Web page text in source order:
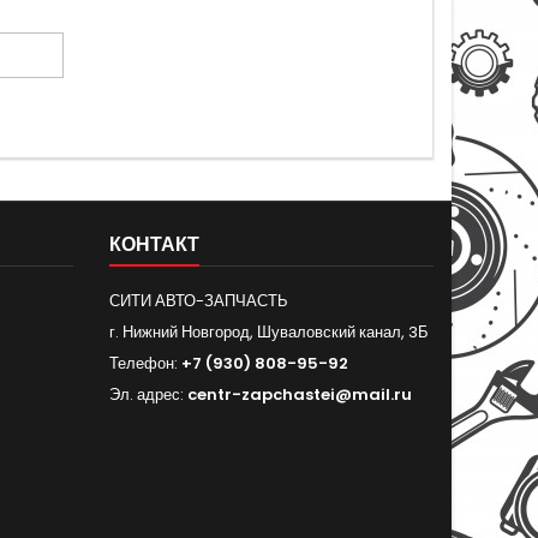
КОНТАКТ
СИТИ АВТО-ЗАПЧАСТЬ
г. Нижний Новгород, Шуваловский канал, 3Б
Телефон: +7 (930) 808-95-92
Эл. адрес: centr-zapchastei@mail.ru